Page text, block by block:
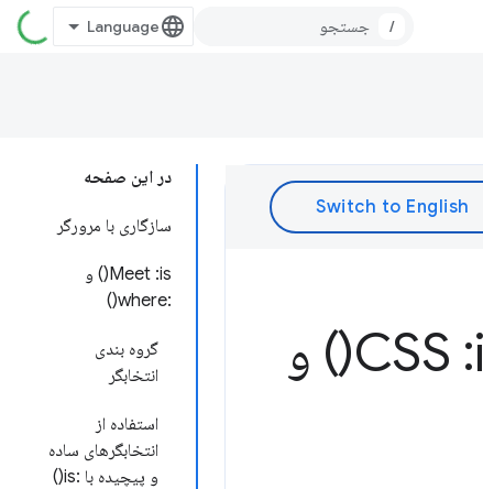
/
در این صفحه
سازگاری با مرورگر
Meet :is() و
:where()
گروه بندی
انتخابگر
استفاده از
انتخابگرهای ساده
و پیچیده با :is()
) و